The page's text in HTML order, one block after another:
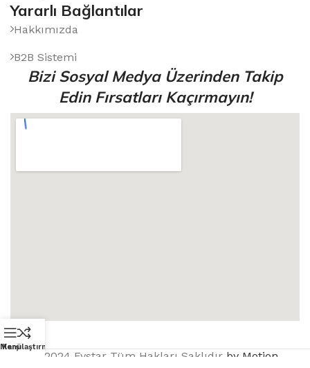
Yararlı Bağlantılar
Hakkımızda
B2B Sistemi
Bizi Sosyal Medya Üzerinden Takip
Edin Fırsatları Kaçırmayın!
© 2024 Evstar Tüm Hakları Saklıdır by Motion
Menü
Karşılaştırmak